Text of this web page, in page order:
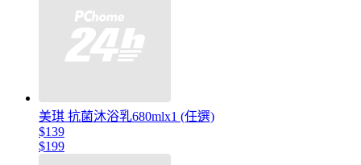
美琪 抗菌沐浴乳680mlx1 (任選)
$139
$199